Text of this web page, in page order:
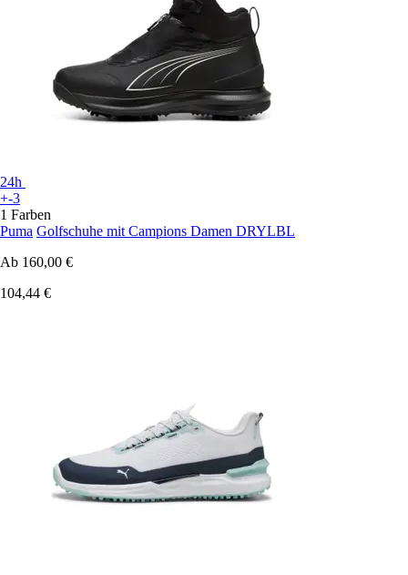
24h
+-3
1 Farben
Puma Golfschuhe mit Campions Damen DRYLBL
Ab 160,00 €
104,44 €